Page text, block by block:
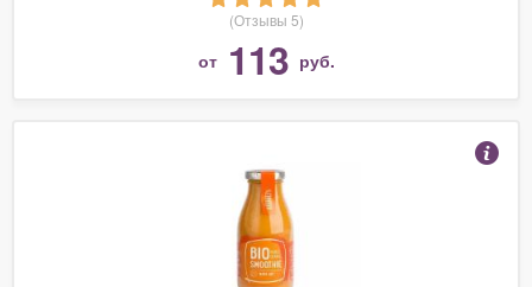
(Отзывы 5)
от 113 руб.